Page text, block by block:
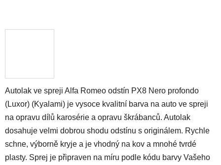
Autolak ve spreji Alfa Romeo odstín PX8 Nero profondo
(Luxor) (Kyalami) je vysoce kvalitní barva na auto ve spreji
na opravu dílů karosérie a opravu škrábanců. Autolak
dosahuje velmi dobrou shodu odstínu s originálem. Rychle
schne, výborně kryje a je vhodný na kov a mnohé tvrdé
plasty. Sprej je připraven na míru podle kódu barvy Vašeho